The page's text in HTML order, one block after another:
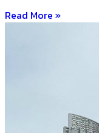
Read More »